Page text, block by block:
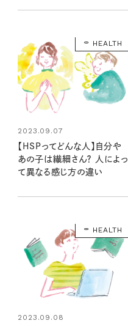
HEALTH
2023.09.07
【HSPってどんな人】自分や
あの子は繊細さん？ 人によっ
て異なる感じ方の違い
HEALTH
2023.09.08